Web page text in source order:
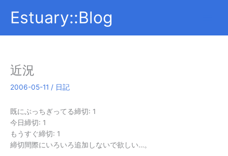
Estuary::Blog
近況
2006-05-11 / 日記
既にぶっちぎってる締切: 1
今日締切: 1
もうすぐ締切: 1
締切間際にいろいろ追加しないで欲しい…。